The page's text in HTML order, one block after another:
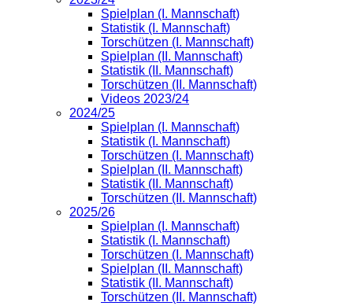
Spielplan (I. Mannschaft)
Statistik (I. Mannschaft)
Torschützen (I. Mannschaft)
Spielplan (II. Mannschaft)
Statistik (II. Mannschaft)
Torschützen (II. Mannschaft)
Videos 2023/24
2024/25
Spielplan (I. Mannschaft)
Statistik (I. Mannschaft)
Torschützen (I. Mannschaft)
Spielplan (II. Mannschaft)
Statistik (II. Mannschaft)
Torschützen (II. Mannschaft)
2025/26
Spielplan (I. Mannschaft)
Statistik (I. Mannschaft)
Torschützen (I. Mannschaft)
Spielplan (II. Mannschaft)
Statistik (II. Mannschaft)
Torschützen (II. Mannschaft)